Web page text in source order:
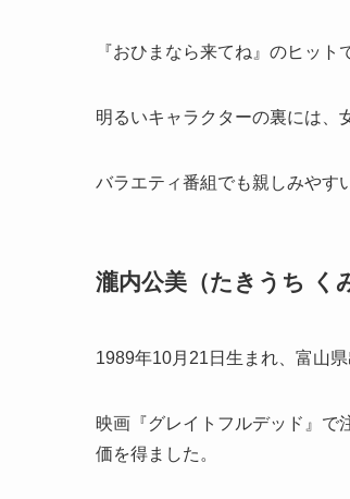
『おひまなら来てね』のヒット
明るいキャラクターの裏には、
バラエティ番組でも親しみやす
瀧内公美（たきうち く
1989年10月21日生まれ、富山県
映画『グレイトフルデッド』で
価を得ました。